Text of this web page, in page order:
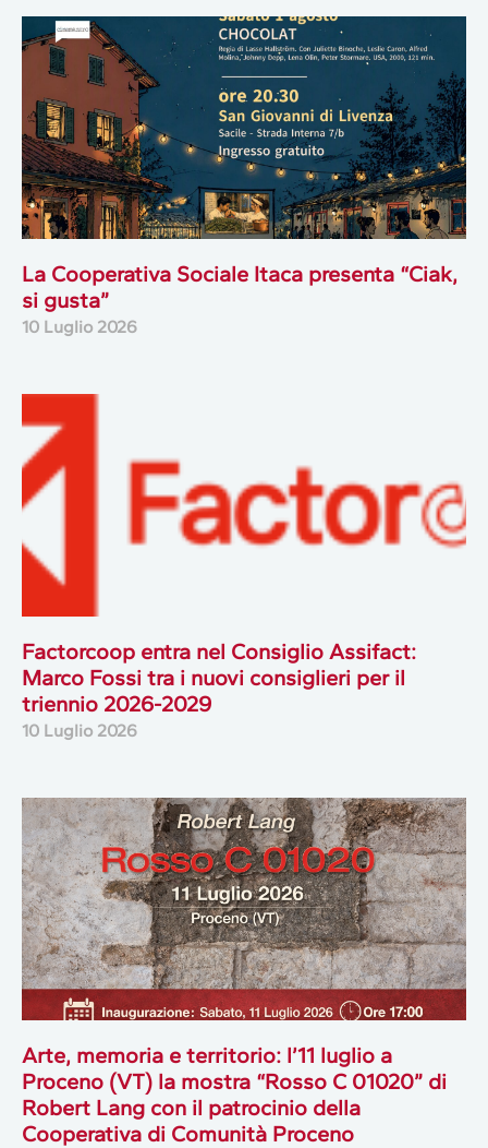
La Cooperativa Sociale Itaca presenta “Ciak,
si gusta”
10 Luglio 2026
Factorcoop entra nel Consiglio Assifact:
Marco Fossi tra i nuovi consiglieri per il
triennio 2026-2029
10 Luglio 2026
Arte, memoria e territorio: l’11 luglio a
Proceno (VT) la mostra “Rosso C 01020” di
Robert Lang con il patrocinio della
Cooperativa di Comunità Proceno